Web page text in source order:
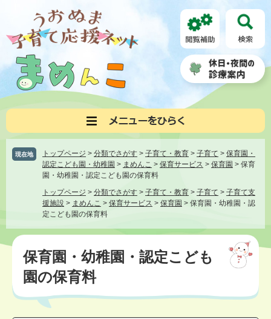
頭
す。
飛
し
て
文
現在地 トップページ > 分類でさがす > 子育て・教育 > 子育て > 保育園・
認定こども園・幼稚園 > まめんこ > 保育サービス > 保育園 > 保育
園・幼稚園・認定こども園の保育料
トップページ > 分類でさがす > 子育て・教育 > 子育て > 子育て支
援施設 > まめんこ > 保育サービス > 保育園 > 保育園・幼稚園・認
定こども園の保育料
本
保育園・幼稚園・認定こども
園の保育料